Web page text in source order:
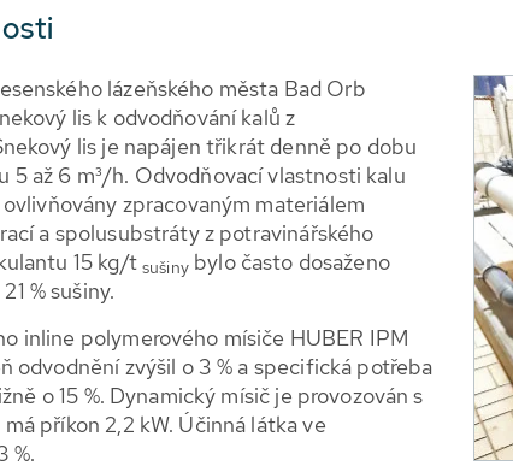
lázeňského města Bad Orb
lis k odvodňování kalů z
lis je napájen třikrát denně po dobu
5 až 6 m³/h. Odvodňovací vlastnosti kalu
zpracovaným materiálem
a spolusubstráty z potravinářského
15 kg/t sušinybylo často dosaženo
% sušiny.
inline polymerového mísiče HUBER IPM
odvodnění zvýšil o 3 % a specifická potřeba
o 15 %. Dynamický mísič je provozován s
příkon 2,2 kW. Účinná látka ve
%.